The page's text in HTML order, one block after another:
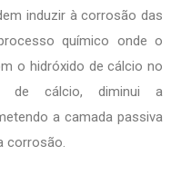
induzir à corrosão das
químico onde o
o hidróxido de cálcio no
de cálcio, diminui a
a camada passiva
corrosão.